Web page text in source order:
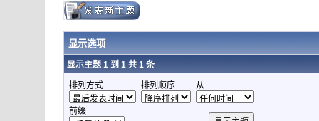
显示选项
显示主题 1 到 1 共 1 条
排列方式 排列顺序 从
前缀